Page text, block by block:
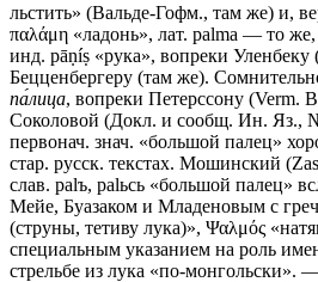
льстить» (Вальде-Гофм., там же) и,
παλάμη «ладонь», лат. раlmа — то
инд. pāṇíṣ «рука», вопреки
Бецценбергеру (там же).
па́лица, вопреки Петерссону (Verm.
Соколовой (Докл. и сообщ. Ин. Яз.,
первонач. знач. «большой палец»
стар. русск. текстах. Мошинский
слав. раlъ, раlьсь «большой палец»
Мейе, Буазаком и Младеновым с
(струны, тетиву лука)», Ψαλμός
специальным указанием на роль
стрельбе из лука «по-монгольски».